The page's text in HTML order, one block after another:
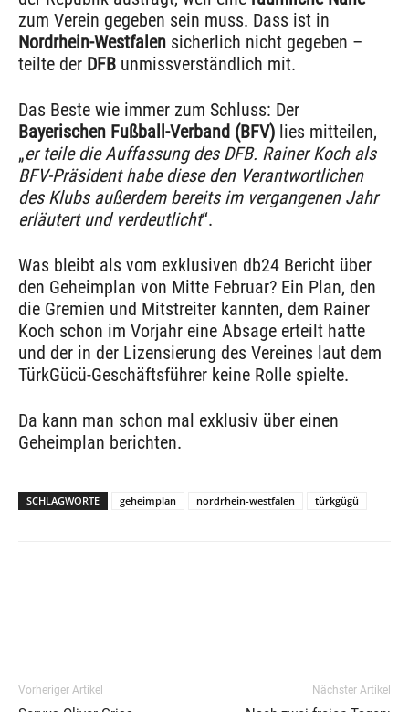
zum Verein gegeben sein muss. Dass ist in
Nordrhein-Westfalen sicherlich nicht gegeben –
teilte der DFB unmissverständlich mit.
Das Beste wie immer zum Schluss: Der
Bayerischen Fußball-Verband (BFV) lies mitteilen,
„er teile die Auffassung des DFB. Rainer Koch als
BFV-Präsident habe diese den Verantwortlichen
des Klubs außerdem bereits im vergangenen Jahr
erläutert und verdeutlicht“.
Was bleibt als vom exklusiven db24 Bericht über
den Geheimplan von Mitte Februar? Ein Plan, den
die Gremien und Mitstreiter kannten, dem Rainer
Koch schon im Vorjahr eine Absage erteilt hatte
und der in der Lizensierung des Vereines laut dem
TürkGücü-Geschäftsführer keine Rolle spielte.
Da kann man schon mal exklusiv über einen
Geheimplan berichten.
SCHLAGWORTE geheimplan nordrhein-westfalen türkgügü
Vorheriger Artikel Nächster Artikel